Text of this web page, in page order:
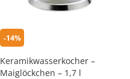
-14%
Keramikwasserkocher –
Maiglöckchen – 1,7 l